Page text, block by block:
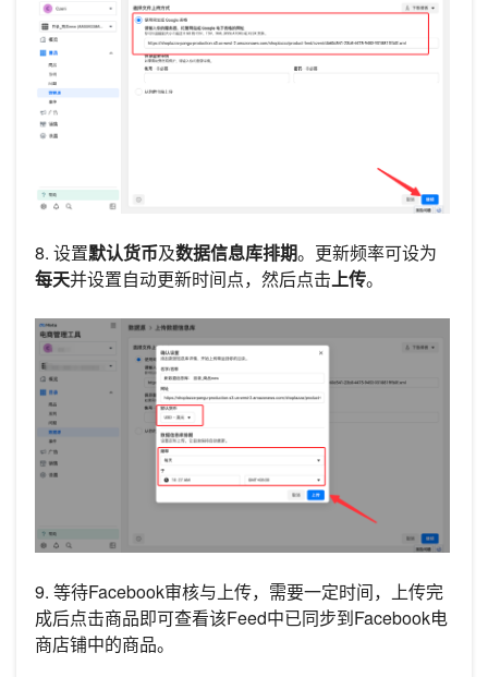
8. 设置默认货币及数据信息库排期。更新频率可设为
每天并设置自动更新时间点，然后点击上传。
9. 等待Facebook审核与上传，需要一定时间，上传完
成后点击商品即可查看该Feed中已同步到Facebook电
商店铺中的商品。